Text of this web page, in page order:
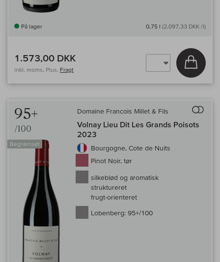
På lager 0,75 l (2.097,33 DKK /l)
1.573,00 DKK
inkl. moms, Plus. Fragt
Læg i
95+
/100
Begrænset
Domaine Francois Millet & Fils
Volnay Lieu Dit Les Grands Poisots
2023
Bourgogne, Cote de Nuits
Pinot Noir, tør
silkeblød og aromatisk
struktureret
frugt-orienteret
Lobenberg: 95+/100